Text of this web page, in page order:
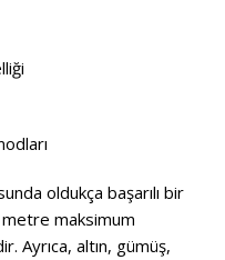
oldukça başarılı bir
maksimum
Ayrıca, altın, gümüş,